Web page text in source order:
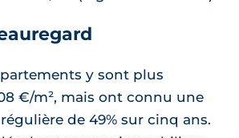
y sont plus
€/m², mais ont connu une
de 49% sur cinq ans.